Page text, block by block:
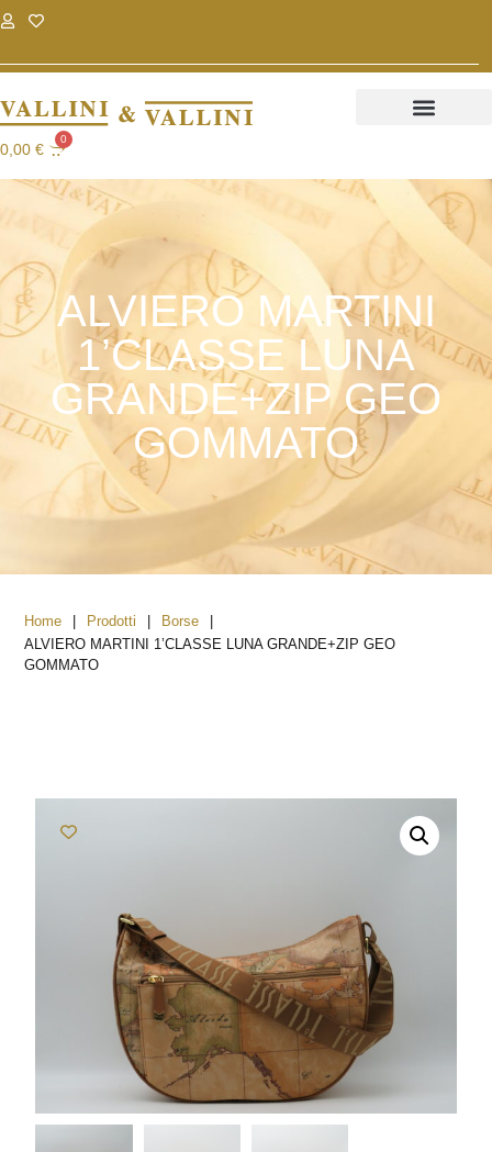
0,00 €
0
ALVIERO MARTINI
1’CLASSE LUNA
GRANDE+ZIP GEO
GOMMATO
Home | Prodotti | Borse
|
ALVIERO MARTINI 1’CLASSE LUNA GRANDE+ZIP GEO
GOMMATO